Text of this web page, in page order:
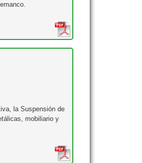
la Suspensión de
mobiliario y